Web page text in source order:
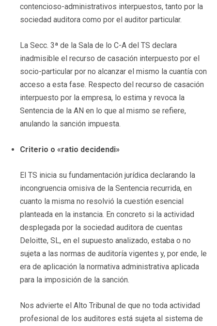
contencioso-administrativos interpuestos, tanto por la
sociedad auditora como por el auditor particular.
La Secc. 3ª de la Sala de lo C-A del TS declara
inadmisible el recurso de casación interpuesto por el
socio-particular por no alcanzar el mismo la cuantía con
acceso a esta fase. Respecto del recurso de casación
interpuesto por la empresa, lo estima y revoca la
Sentencia de la AN en lo que al mismo se refiere,
anulando la sanción impuesta.
Criterio o «ratio decidendi»
El TS inicia su fundamentación jurídica declarando la
incongruencia omisiva de la Sentencia recurrida, en
cuanto la misma no resolvió la cuestión esencial
planteada en la instancia. En concreto si la actividad
desplegada por la sociedad auditora de cuentas
Deloitte, SL, en el supuesto analizado, estaba o no
sujeta a las normas de auditoría vigentes y, por ende, le
era de aplicación la normativa administrativa aplicada
para la imposición de la sanción.
Nos advierte el Alto Tribunal de que no toda actividad
profesional de los auditores está sujeta al sistema de